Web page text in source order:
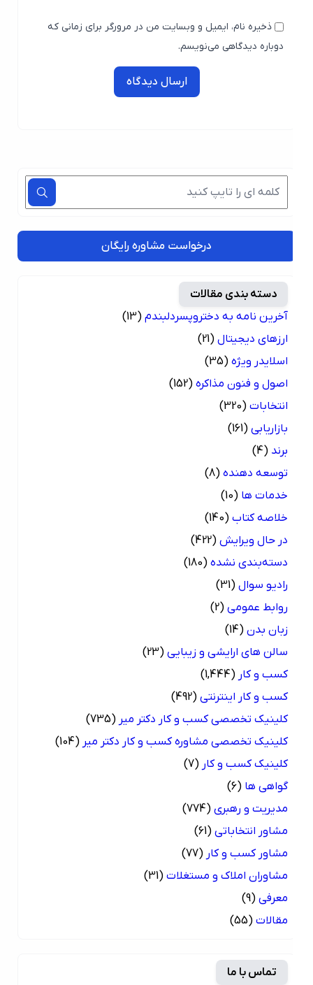
ذخیره نام، ایمیل و وبسایت من در مرورگر برای زمانی که
دوباره دیدگاهی می‌نویسم.
ارسال دیدگاه
درخواست مشاوره رایگان
دسته بندی مقالات
آخرین نامه به دختروپسردلبندم (13)
ارزهای دیجیتال (21)
اسلایدر ویژه (35)
اصول و فنون مذاکره (152)
انتخابات (320)
بازاریابی (161)
(4)
توسعه دهنده (8)
خدمات ها (10)
خلاصه کتاب (140)
در حال ویرایش (422)
دسته‌بندی نشده (180)
رادیو سوال (31)
روابط عمومی (2)
زبان بدن (14)
سالن های ارایشی و زیبایی (23)
کسب و کار (1,444)
کسب و کار اینترنتی (492)
کلینیک تخصصی کسب و کار دکتر میر (735)
کلینیک تخصصی مشاوره کسب و کار دکتر میر (104)
کلینیک کسب و کار (7)
گواهی ها (6)
مدیریت و رهبری (774)
مشاور انتخاباتی (61)
مشاور کسب و کار (77)
مشاوران املاک و مستغلات (31)
معرفی (9)
مقالات (55)
تماس با ما